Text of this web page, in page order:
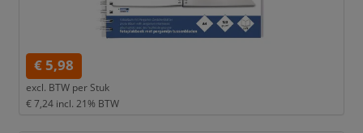
€ 5,98
excl. BTW per Stuk
€ 7,24 incl. 21% BTW